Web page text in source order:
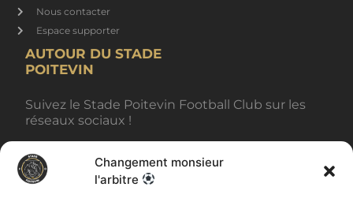
Changement monsieur
l'arbitre
Nous contacter
Espace supporter
AUTOUR DU STADE
POITEVIN
Suivez le Stade Poitevin Football Club sur les
réseaux sociaux !
BILLETTERIE